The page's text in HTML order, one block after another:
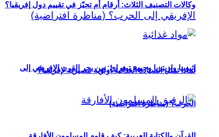
إثيوبيا وإريتريا وجبهة تيغراي: من يجر القرن الإفريقي إلى
الحرب؟ (مناظرة افتراضية)
وكالات التصنيف الثلاث: أرقام أم تحيّز في تقييم دول إفريقيا؟
لماذا تمثل السيادة الغذائية أولوية مصيرية لإفريقيا؟